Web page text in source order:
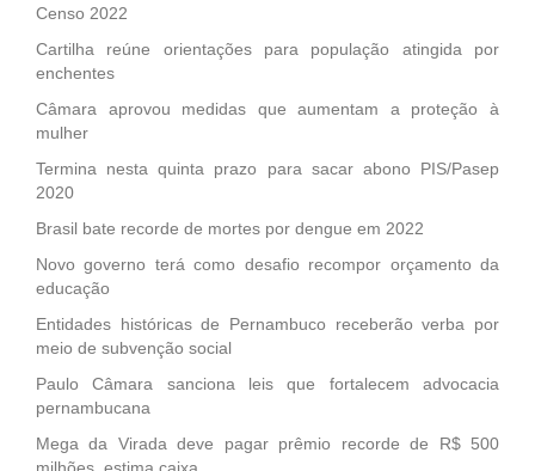
Censo 2022
Cartilha reúne orientações para população atingida por
enchentes
Câmara aprovou medidas que aumentam a proteção à
mulher
Termina nesta quinta prazo para sacar abono PIS/Pasep
2020
Brasil bate recorde de mortes por dengue em 2022
Novo governo terá como desafio recompor orçamento da
educação
Entidades históricas de Pernambuco receberão verba por
meio de subvenção social
Paulo Câmara sanciona leis que fortalecem advocacia
pernambucana
Mega da Virada deve pagar prêmio recorde de R$ 500